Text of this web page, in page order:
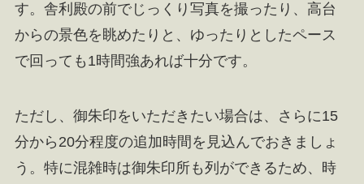
す。舎利殿の前でじっくり写真を撮ったり、高台
からの景色を眺めたりと、ゆったりとしたペース
で回っても1時間強あれば十分です。
ただし、御朱印をいただきたい場合は、さらに15
分から20分程度の追加時間を見込んでおきましょ
う。特に混雑時は御朱印所も列ができるため、時